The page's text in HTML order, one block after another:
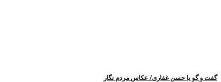
گفت و گو با حسن غفاری/ عکاس مردم نگار